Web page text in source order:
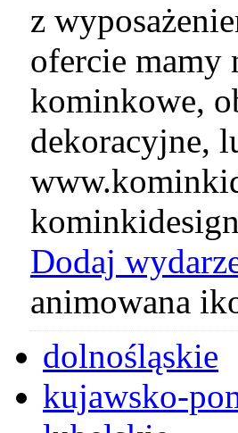
z
ofercie
kominkowe,
dekoracyjne,
Dodaj
animowana
dolnośląskie
kujawsko-